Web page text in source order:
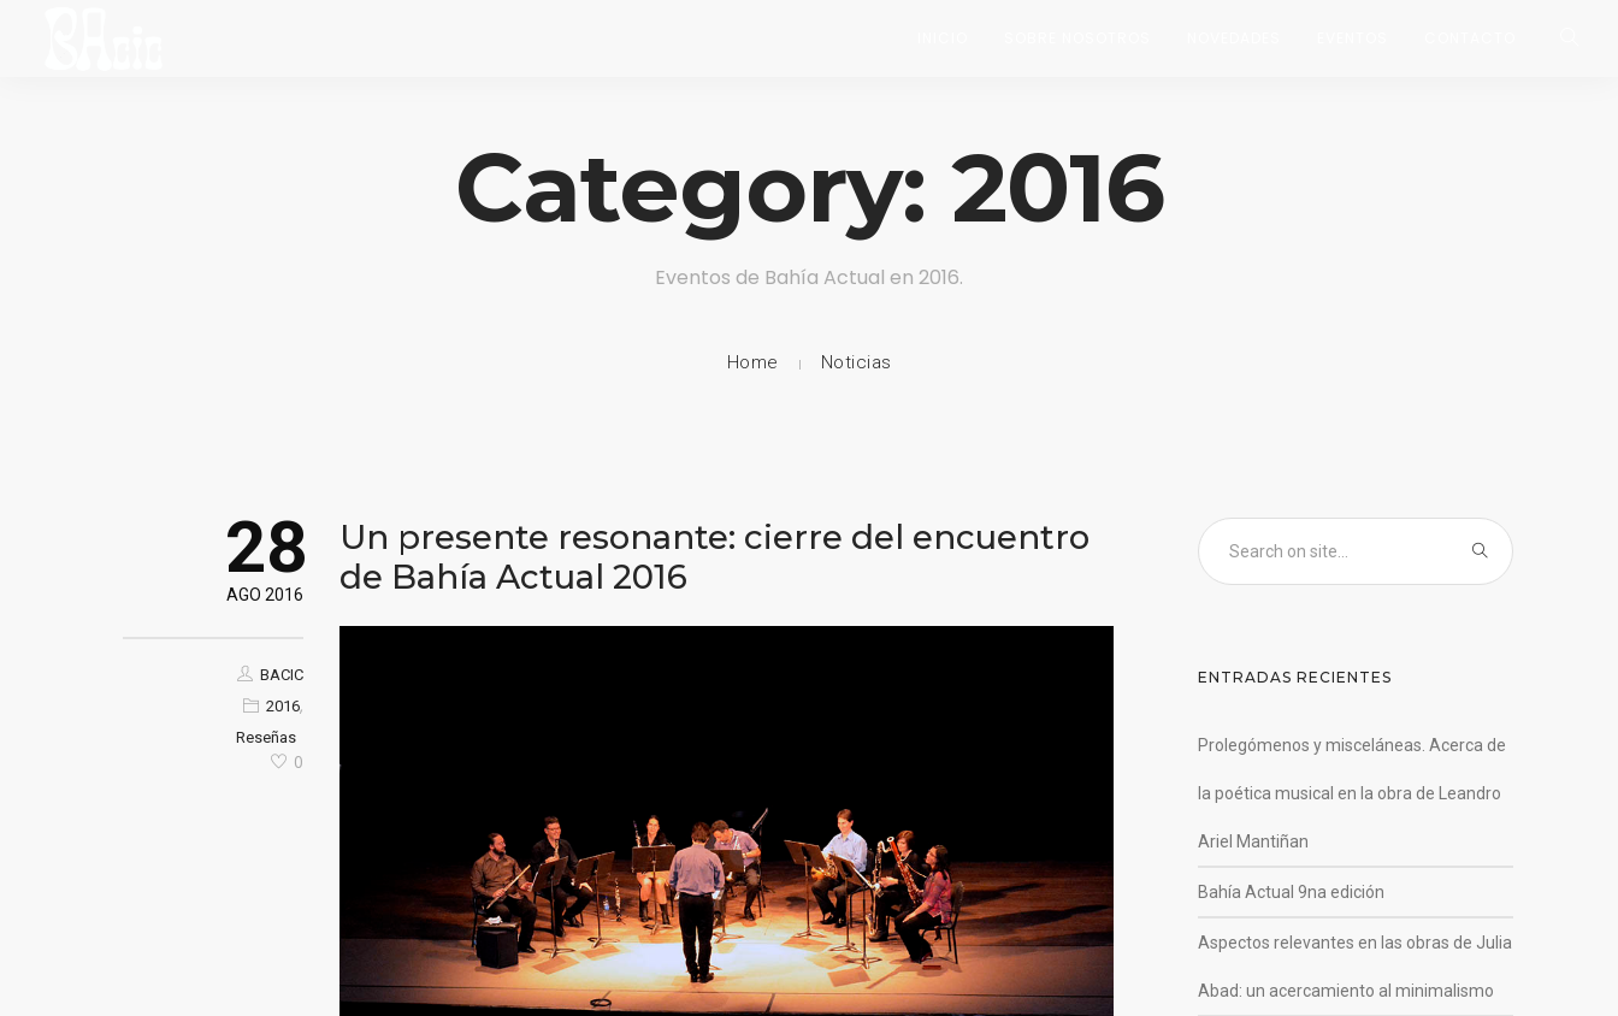
Category: 2016
Eventos de Bahía Actual en 2016.
Home Noticias
28
AGO 2016
BACIC
2016,
Reseñas
0
Un presente resonante: cierre del encuentro
de Bahía Actual 2016
ENTRADAS RECIENTES
Prolegómenos y misceláneas. Acerca de
la poética musical en la obra de Leandro
Ariel Mantiñan
Bahía Actual 9na edición
Aspectos relevantes en las obras de Julia
Abad: un acercamiento al minimalismo